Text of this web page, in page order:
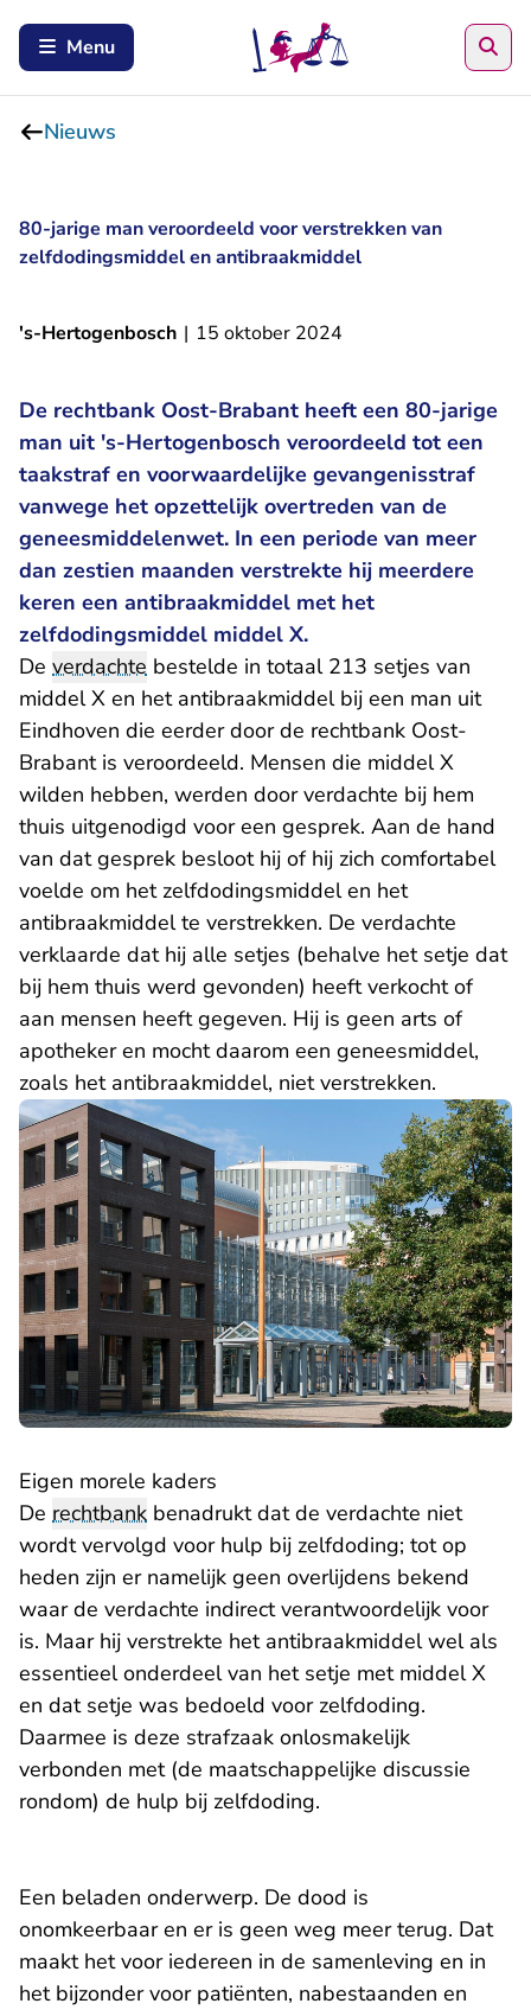
Menu
Nieuws
80-jarige man veroordeeld voor verstrekken van
zelfdodingsmiddel en antibraakmiddel
's-Hertogenbosch | 15 oktober 2024
De rechtbank Oost-Brabant heeft een 80-jarige
man uit 's-Hertogenbosch veroordeeld tot een
taakstraf en voorwaardelijke gevangenisstraf
vanwege het opzettelijk overtreden van de
geneesmiddelenwet. In een periode van meer
dan zestien maanden verstrekte hij meerdere
keren een antibraakmiddel met het
zelfdodingsmiddel middel X.
De verdachte bestelde in totaal 213 setjes van
middel X en het antibraakmiddel bij een man uit
Eindhoven die eerder door de rechtbank Oost-
Brabant is veroordeeld. Mensen die middel X
wilden hebben, werden door verdachte bij hem
thuis uitgenodigd voor een gesprek. Aan de hand
van dat gesprek besloot hij of hij zich comfortabel
voelde om het zelfdodingsmiddel en het
antibraakmiddel te verstrekken. De verdachte
verklaarde dat hij alle setjes (behalve het setje dat
bij hem thuis werd gevonden) heeft verkocht of
aan mensen heeft gegeven. Hij is geen arts of
apotheker en mocht daarom een geneesmiddel,
zoals het antibraakmiddel, niet verstrekken.
Eigen morele kaders
De rechtbank benadrukt dat de verdachte niet
wordt vervolgd voor hulp bij zelfdoding; tot op
heden zijn er namelijk geen overlijdens bekend
waar de verdachte indirect verantwoordelijk voor
is. Maar hij verstrekte het antibraakmiddel wel als
essentieel onderdeel van het setje met middel X
en dat setje was bedoeld voor zelfdoding.
Daarmee is deze strafzaak onlosmakelijk
verbonden met (de maatschappelijke discussie
rondom) de hulp bij zelfdoding.
Een beladen onderwerp. De dood is
onomkeerbaar en er is geen weg meer terug. Dat
maakt het voor iedereen in de samenleving en in
het bijzonder voor patiënten, nabestaanden en